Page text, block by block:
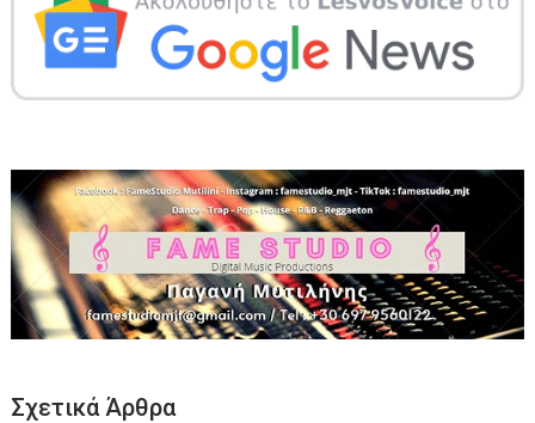
Σχετικά Άρθρα